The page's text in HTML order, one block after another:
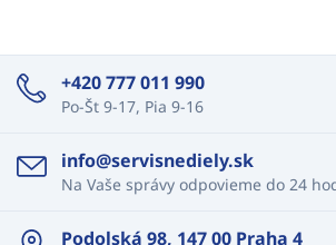
+420 777 011 990
Po-Št 9-17, Pia 9-16
info@servisnediely.sk
Na Vaše správy odpovieme do 24
Podolská 98, 147 00 Praha 4